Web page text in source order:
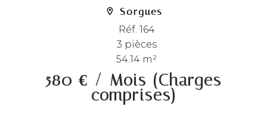
Sorgues
Réf. 164
3 pièces
54.14 m²
580 € / Mois (Charges
comprises)